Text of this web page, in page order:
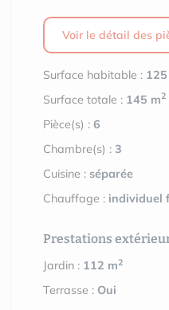
Voir le détail des
Surface habitable :
Surface totale : 145 m2
Pièce(s) :6
Chambre(s) :3
Cuisine : séparée
Chauffage : individuel
Prestations
Jardin : 112 m2
Terrasse : Oui